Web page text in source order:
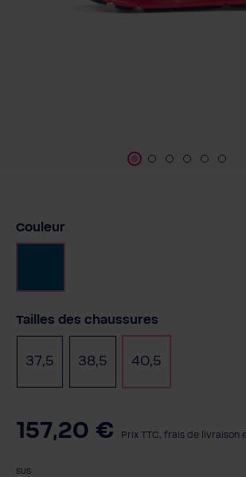
Sélectionnez
Couleur
Sélectionnez
Tailles des chaussures
37,5 38,5 40,5
157,20 € Prix TTC, frais de livraison
sus